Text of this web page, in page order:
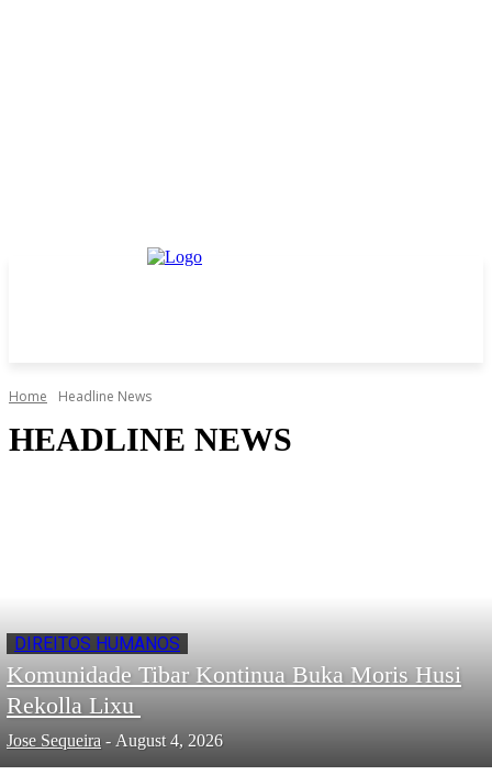
Home Headline News
HEADLINE NEWS
DIREITOS HUMANOS
Komunidade Tibar Kontinua Buka Moris Husi
Rekolla Lixu
Jose Sequeira - August 4, 2026